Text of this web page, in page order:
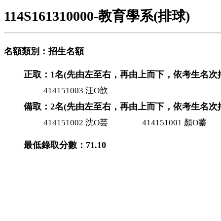
114S161310000-教育學系(排球)
名額類別：招生名額
正取：1名(先由左至右，再由上而下，依考生名次
414151003 汪O歆
備取：2名(先由左至右，再由上而下，依考生名次
414151002 沈O芸 414151001 顏O蓁
最低錄取分數：71.10